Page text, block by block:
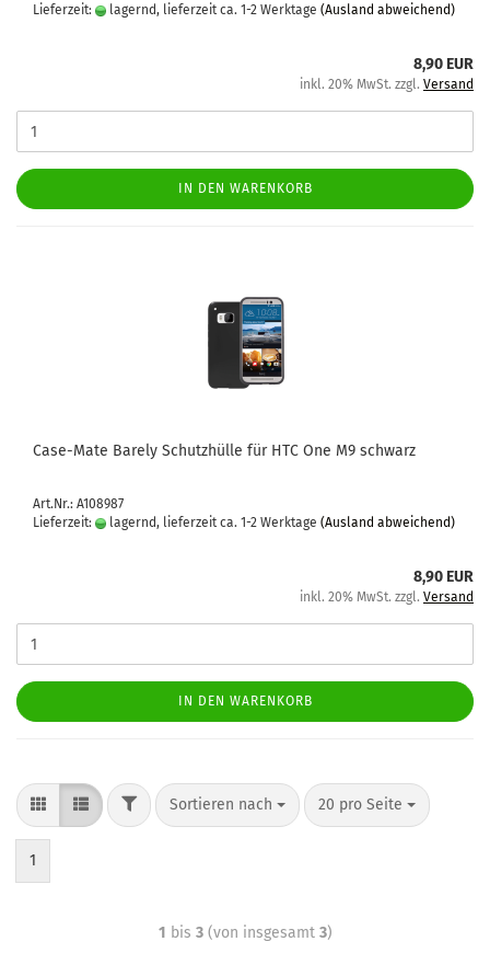
Lieferzeit:
lagernd, lieferzeit ca. 1-2 Werktage (Ausland abweichend)
8,90 EUR
inkl. 20% MwSt. zzgl. Versand
IN DEN WARENKORB
Case-​Mate Ba­re­ly Schutz­hül­le für HTC One M9 schwarz
Art.Nr.: A108987
Lieferzeit:
lagernd, lieferzeit ca. 1-2 Werktage (Ausland abweichend)
8,90 EUR
inkl. 20% MwSt. zzgl. Versand
IN DEN WARENKORB
Sortieren nach 20 pro Seite
1
1 bis 3(von insgesamt 3)